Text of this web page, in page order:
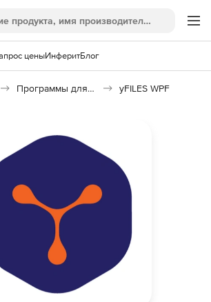
ценыИнферитБлог
Программы для разработки ПО yFILES WPF